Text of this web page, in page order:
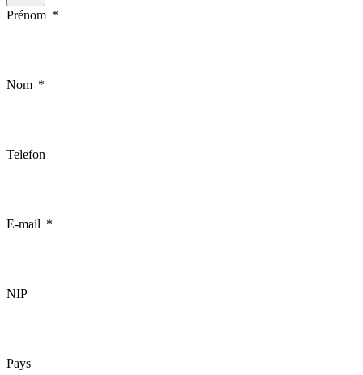
Prénom
Nom
Telefon
E-mail
NIP
Pays